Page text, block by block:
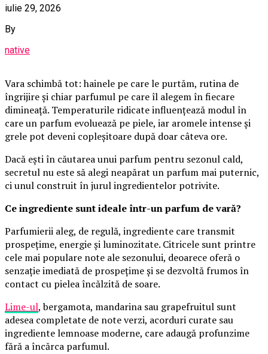
iulie 29, 2026
By
native
Vara schimbă tot: hainele pe care le purtăm, rutina de
îngrijire și chiar parfumul pe care îl alegem în fiecare
dimineață. Temperaturile ridicate influențează modul în
care un parfum evoluează pe piele, iar aromele intense și
grele pot deveni copleșitoare după doar câteva ore.
Dacă ești în căutarea unui parfum pentru sezonul cald,
secretul nu este să alegi neapărat un parfum mai puternic,
ci unul construit în jurul ingredientelor potrivite.
Ce ingrediente sunt ideale într-un parfum de vară?
Parfumierii aleg, de regulă, ingrediente care transmit
prospețime, energie și luminozitate. Citricele sunt printre
cele mai populare note ale sezonului, deoarece oferă o
senzație imediată de prospețime și se dezvoltă frumos în
contact cu pielea încălzită de soare.
Lime-ul, bergamota, mandarina sau grapefruitul sunt
adesea completate de note verzi, acorduri curate sau
ingrediente lemnoase moderne, care adaugă profunzime
fără a încărca parfumul.